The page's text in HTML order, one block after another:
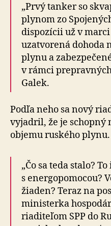
„Prvý tanker so
plynom zo
dispozícii už v
uzatvorená dohoda
plynu a
v rámci
Galek.
Podľa neho sa nový
vyjadril, že je schopný
objemu ruského plynu.
„Čo sa teda stalo? To
s energopomocou?
žiaden? Teraz na
ministerka
riaditeľom SPP do